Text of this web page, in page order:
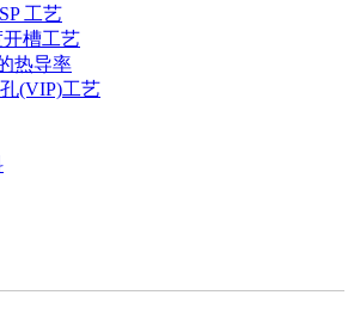
工艺
开槽工艺
热导率
(VIP)工艺